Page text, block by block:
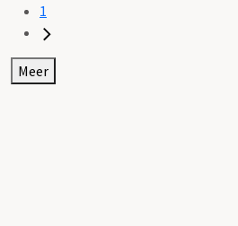
1
Meer